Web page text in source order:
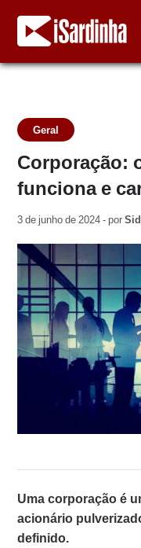
Geral
Corporação:
funciona e
3 de junho de 2024 - por
Uma corporação é
acionário
definido.